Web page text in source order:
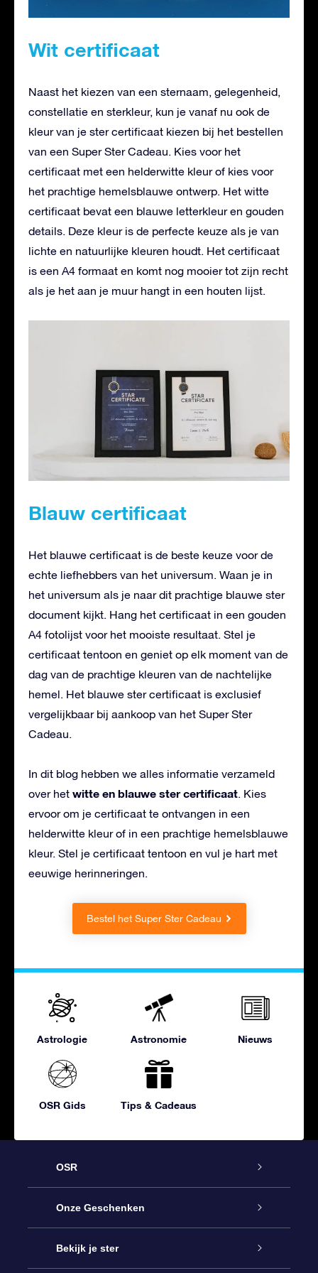
Wit certificaat
Naast het kiezen van een sternaam, gelegenheid,
constellatie en sterkleur, kun je vanaf nu ook de
kleur van je ster certificaat kiezen bij het bestellen
van een Super Ster Cadeau. Kies voor het
certificaat met een helderwitte kleur of kies voor
het prachtige hemelsblauwe ontwerp. Het witte
certificaat bevat een blauwe letterkleur en gouden
details. Deze kleur is de perfecte keuze als je van
lichte en natuurlijke kleuren houdt. Het certificaat
is een A4 formaat en komt nog mooier tot zijn recht
als je het aan je muur hangt in een houten lijst.
Blauw certificaat
Het blauwe certificaat is de beste keuze voor de
echte liefhebbers van het universum. Waan je in
het universum als je naar dit prachtige blauwe ster
document kijkt. Hang het certificaat in een gouden
A4 fotolijst voor het mooiste resultaat. Stel je
certificaat tentoon en geniet op elk moment van de
dag van de prachtige kleuren van de nachtelijke
hemel. Het blauwe ster certificaat is exclusief
vergelijkbaar bij aankoop van het Super Ster
Cadeau.
In dit blog hebben we alles informatie verzameld
over het witte en blauwe ster certificaat. Kies
ervoor om je certificaat te ontvangen in een
helderwitte kleur of in een prachtige hemelsblauwe
kleur. Stel je certificaat tentoon en vul je hart met
eeuwige herinneringen.
Bestel het Super Ster Cadeau
Astrologie Astronomie Nieuws
OSR Gids Tips & Cadeaus
OSR
Service
Contact
Onze Geschenken
Online Star Gift
Bekijk je ster